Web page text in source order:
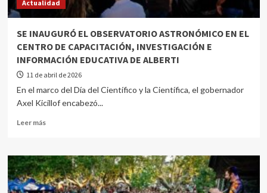
Actualidad
SE INAUGURÓ EL OBSERVATORIO ASTRONÓMICO EN EL
CENTRO DE CAPACITACIÓN, INVESTIGACIÓN E
INFORMACIÓN EDUCATIVA DE ALBERTI
11 de abril de 2026
En el marco del Día del Científico y la Científica, el gobernador
Axel Kicillof encabezó...
Leer más